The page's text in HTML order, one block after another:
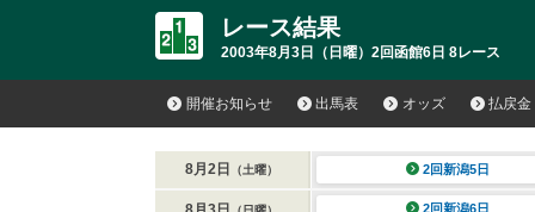
レース結果
2003年8月3日（日曜）2回函館6日 8レース
開催お知らせ 出馬表 オッズ 払戻金
8月2日 （土曜） 2回新潟5日
2回新潟6日